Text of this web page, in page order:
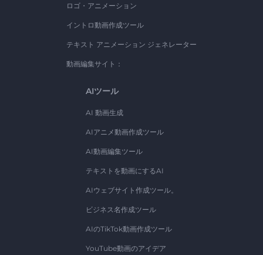
ロゴ・アニメーション
イントロ動画作成ツール
テキスト アニメーション ジェネレーター
動画編集サイト：
AIツール
AI 動画生成
AIアニメ動画作成ツール
AI動画編集ツール
テキストを動画にするAI
AIウェブサイト作成ツール。
ビジネス名作成ツール
AIのTikTok動画作成ツール
YouTube動画のアイデア